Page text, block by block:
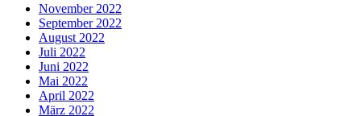
November 2022
September 2022
August 2022
Juli 2022
Juni 2022
Mai 2022
April 2022
März 2022